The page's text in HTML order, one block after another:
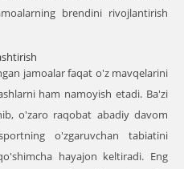
brendini rivojlantirish
jamoalar faqat o'z mavqelarini
ham namoyish etadi. Ba'zi
o'zaro raqobat abadiy davom
o'zgaruvchan tabiatini
hayajon keltiradi. Eng